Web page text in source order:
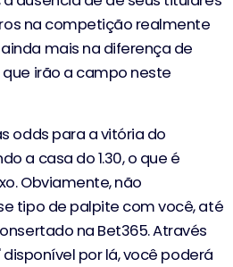
na competição realmente
mais na diferença de
irão a campo neste
odds para a vitória do
a casa do 1.30, o que é
Obviamente, não
tipo de palpite com você, até
na Bet365. Através
disponível por lá, você poderá